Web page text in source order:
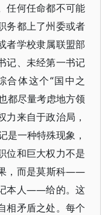
任何任命都不可能
务都上了州委或者
者学校隶属联盟部
记、未经第一书记
合体这个“国中之
都尽量考虑地方领
来自于政治局，
是一种特殊现象，
位和巨大权力不是
，而是莫斯科——
本人——给的。这
相矛盾之处。每个